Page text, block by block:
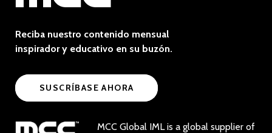
Reciba nuestro contenido mensual
inspirador y educativo en su buzón.
SUSCRÍBASE AHORA
MCC Global IML is a global supplier of